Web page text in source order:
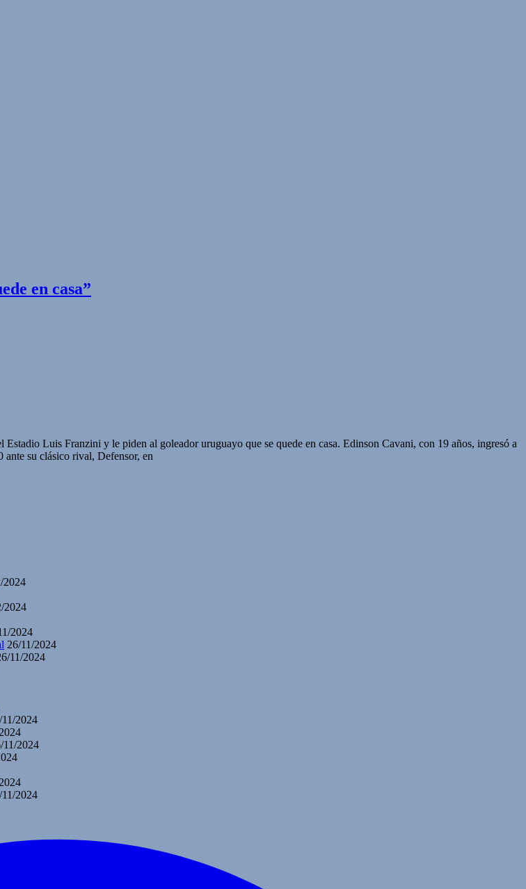
en casa”
Luis Franzini y le piden al goleador uruguayo que se quede en casa. Edinson Cavani, con 19 años, ingresó a
su clásico rival, Defensor, en
2024
2024
2024
26/11/2024
11/2024
11/2024
11/2024
11/2024